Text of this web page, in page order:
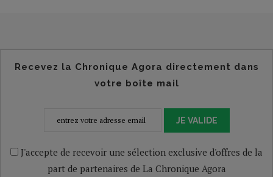
Recevez la Chronique Agora directement dans
votre boîte mail
JE VALIDE
J'accepte de recevoir une sélection exclusive d'offres de la
part de partenaires de La Chronique Agora